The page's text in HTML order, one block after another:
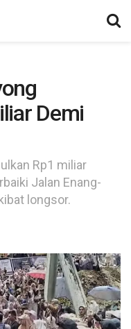
Demi
Rp1 miliar
Jalan Enang-
longsor.